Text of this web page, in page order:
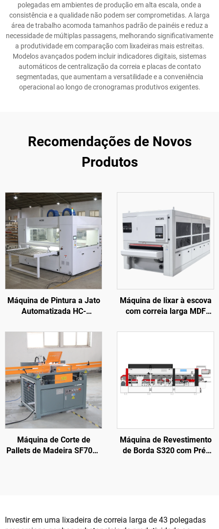
polegadas em ambientes de produção em alta escala, onde a
consistência e a qualidade não podem ser comprometidas. A larga
área de trabalho acomoda tamanhos padrão de painéis e reduz a
necessidade de múltiplas passagens, melhorando significativamente
a produtividade em comparação com lixadeiras mais estreitas.
Modelos avançados podem incluir indicadores digitais, sistemas
automáticos de centralização da correia e placas de contato
segmentadas, que aumentam a versatilidade e a conveniência
operacional ao longo de cronogramas produtivos exigentes.
Recomendações de Novos
Produtos
Máquina de Pintura a Jato
Automatizada HC-
Processamento de Portas
de Madeira em Fábrica de
Móveis
Máquina de lixar à escova
com correia larga MDF
Móveis e Armários de
Máquina de Corte de
Pallets de Madeira SF7011
Máquina de Revestimento
de Borda S320 com Pré-
Investir em uma lixadeira de correia larga de 43 polegadas